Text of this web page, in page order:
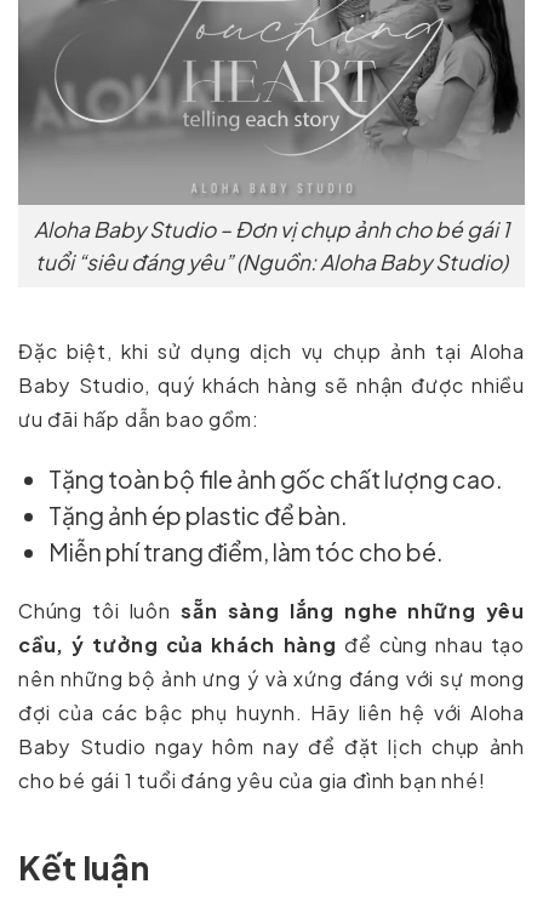
Aloha Baby Studio – Đơn vị chụp ảnh cho bé gái 1
tuổi “siêu đáng yêu” (Nguồn: Aloha Baby Studio)
Đặc biệt, khi sử dụng dịch vụ chụp ảnh tại Aloha
Baby Studio, quý khách hàng sẽ nhận được nhiều
ưu đãi hấp dẫn bao gồm:
Tặng toàn bộ file ảnh gốc chất lượng cao.
Tặng ảnh ép plastic để bàn.
Miễn phí trang điểm, làm tóc cho bé.
Chúng tôi luôn sẵn sàng lắng nghe những yêu
cầu, ý tưởng của khách hàng để cùng nhau tạo
nên những bộ ảnh ưng ý và xứng đáng với sự mong
đợi của các bậc phụ huynh. Hãy liên hệ với Aloha
Baby Studio ngay hôm nay để đặt lịch chụp ảnh
cho bé gái 1 tuổi đáng yêu của gia đình bạn nhé!
Kết luận